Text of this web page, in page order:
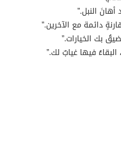
النبل.”
دائمة مع الآخرين.”
بك الخيارات.”
فيها غيابٌ لك.”